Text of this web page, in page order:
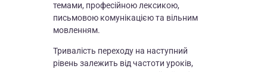
темами, професійною лексикою,
письмовою комунікацією та вільним
мовленням.
Тривалість переходу на наступний
рівень залежить від частоти уроків,